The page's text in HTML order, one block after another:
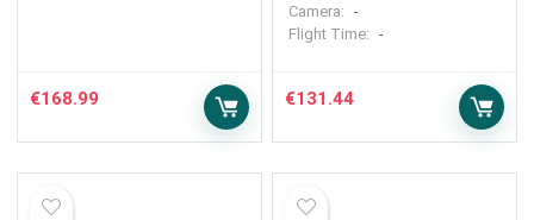
€168.99
Camera: -
Flight Time: -
€131.44